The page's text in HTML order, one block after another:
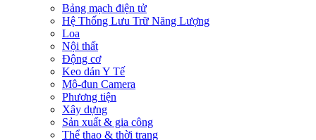
Bảng mạch điện tử
Hệ Thống Lưu Trữ Năng Lượng
Loa
Nội thất
Động cơ
Keo dán Y Tế
Mô-đun Camera
Phương tiện
Xây dựng
Sản xuất & gia công
Thể thao & thời trang